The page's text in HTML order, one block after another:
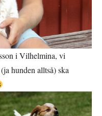
i Vilhelmina, vi
hunden alltså) ska